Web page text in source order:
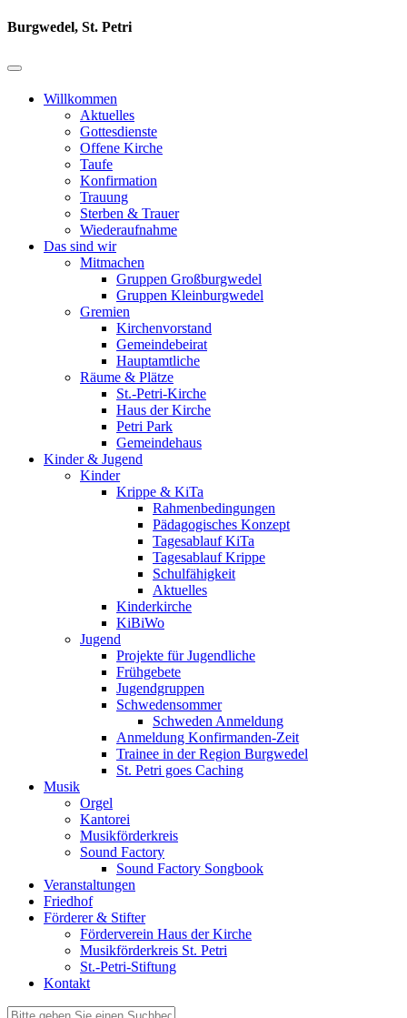
Burgwedel, St. Petri
Willkommen
Aktuelles
Gottesdienste
Offene Kirche
Taufe
Konfirmation
Trauung
Sterben & Trauer
Wiederaufnahme
Das sind wir
Mitmachen
Gruppen Großburgwedel
Gruppen Kleinburgwedel
Gremien
Kirchenvorstand
Gemeindebeirat
Hauptamtliche
Räume & Plätze
St.-Petri-Kirche
Haus der Kirche
Petri Park
Gemeindehaus
Kinder & Jugend
Kinder
Krippe & KiTa
Rahmenbedingungen
Pädagogisches Konzept
Tagesablauf KiTa
Tagesablauf Krippe
Schulfähigkeit
Aktuelles
Kinderkirche
KiBiWo
Jugend
Projekte für Jugendliche
Frühgebete
Jugendgruppen
Schwedensommer
Schweden Anmeldung
Anmeldung Konfirmanden-Zeit
Trainee in der Region Burgwedel
St. Petri goes Caching
Musik
Orgel
Kantorei
Musikförderkreis
Sound Factory
Sound Factory Songbook
Veranstaltungen
Friedhof
Förderer & Stifter
Förderverein Haus der Kirche
Musikförderkreis St. Petri
St.-Petri-Stiftung
Kontakt